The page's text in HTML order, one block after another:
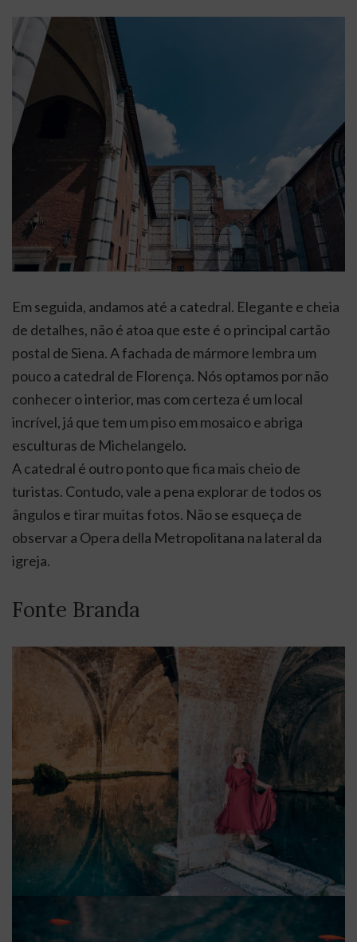
Em seguida, andamos até a catedral. Elegante e cheia
de detalhes, não é atoa que este é o principal cartão
postal de Siena. A fachada de mármore lembra um
pouco a catedral de Florença. Nós optamos por não
conhecer o interior, mas com certeza é um local
incrível, já que tem um piso em mosaico e abriga
esculturas de Michelangelo.
A catedral é outro ponto que fica mais cheio de
turistas. Contudo, vale a pena explorar de todos os
ângulos e tirar muitas fotos. Não se esqueça de
observar a Opera della Metropolitana na lateral da
igreja.
Fonte Branda